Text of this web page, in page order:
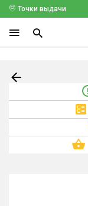
Точки выдачи